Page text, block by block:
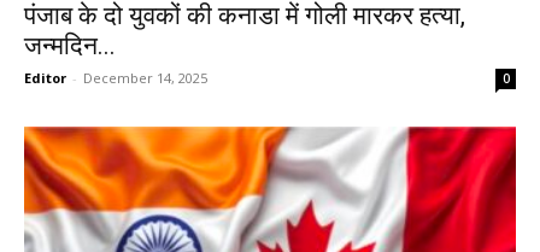
पंजाब के दो युवकों की कनाडा में गोली मारकर हत्या,
जन्मदिन...
Editor - December 14, 2025 0